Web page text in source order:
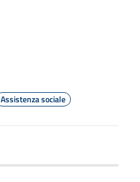
Assistenza sociale